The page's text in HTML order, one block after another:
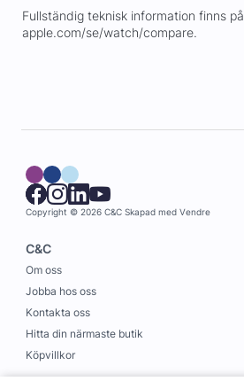
Fullständig teknisk information finns på
apple.com/se/watch/compare.
Copyright © 2026 C&C Skapad med Vendre
C&C
Om oss
Jobba hos oss
Kontakta oss
Hitta din närmaste butik
Köpvillkor